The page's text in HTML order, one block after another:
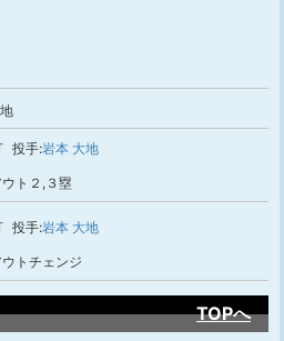
投手:岩本 大地
ウト２,３塁
投手:岩本 大地
ウトチェンジ
TOPへ